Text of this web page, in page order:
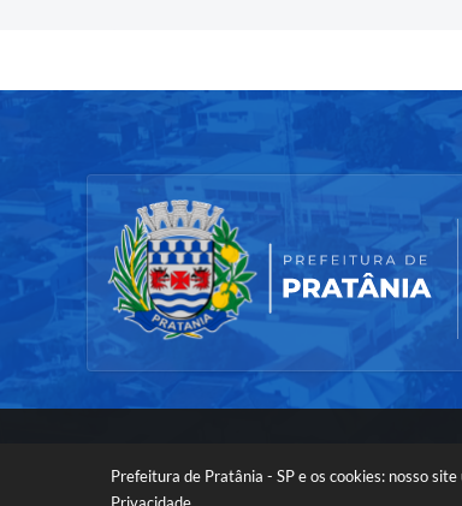
Prefeitura de Pratânia - SP e os cookies: nosso